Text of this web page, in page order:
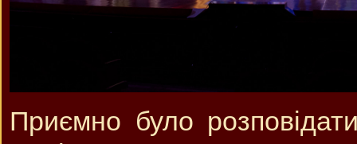
Приємно було